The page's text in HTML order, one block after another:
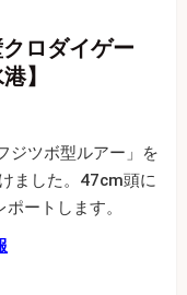
ロダイゲー
】
ジツボ型ルアー」を
ました。47cm頭に
ートします。